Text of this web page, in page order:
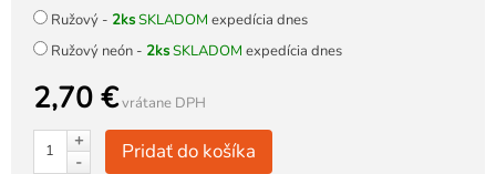
Ružový - 2ksSKLADOM expedícia dnes
Ružový neón - 2ksSKLADOM expedícia dnes
2,70 €vrátane DPH
+
-
Pridať do košíka